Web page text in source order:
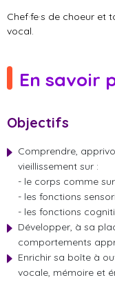
Chef·fe·s de choeur
vocal.
En savoir
Objectifs
Comprendre,
vieillissement sur :
- le corps comme
- les fonctions
- les fonctions
Développer, à sa
comportements
Enrichir sa boîte à
vocale, mémoire et